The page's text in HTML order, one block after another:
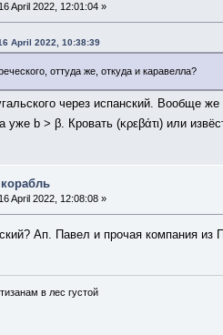
16 April 2022, 12:01:04 »
April 2022, 10:38:39
оттуда же, откуда и каравелла?
через испанский. Вообще
уже b > β. Кровать (κρεβάτι) или
16 April 2022, 12:08:08 »
Ап. Павел и прочая компания из
в лес густой